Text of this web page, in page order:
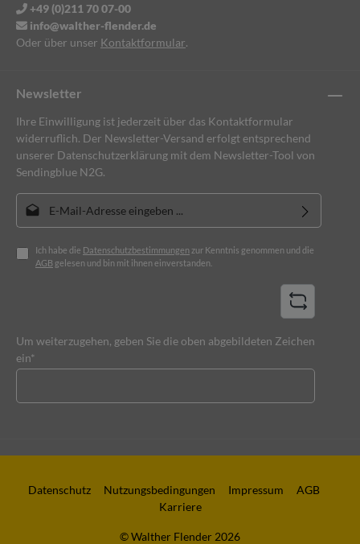
Newsletter
Ihre Einwilligung ist jederzeit über das Kontaktformular
widerruflich. Der Newsletter-Versand erfolgt entsprechend
unserer Datenschutzerklärung mit dem Newsletter-Tool von
Sendingblue N2G.
E-Mail-Adresse*
Ich habe die Datenschutzbestimmungen zur Kenntnis genommen und die
AGB gelesen und bin mit ihnen einverstanden.
Um weiterzugehen, geben Sie die oben abgebildeten Zeichen
ein*
+49 (0)211 70 07-00
info@walther-flender.de
Oder über unser Kontaktformular.
© Walther Flender 2026
Datenschutz Nutzungsbedingungen Impressum
AGB
Karriere